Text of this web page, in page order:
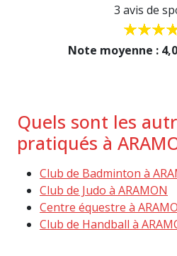
3 avis de
Note moyenne :
Quels sont les
pratiqués à
Club de Badminton à
Club de Judo à ARAMON
Centre équestre à
Club de Handball à